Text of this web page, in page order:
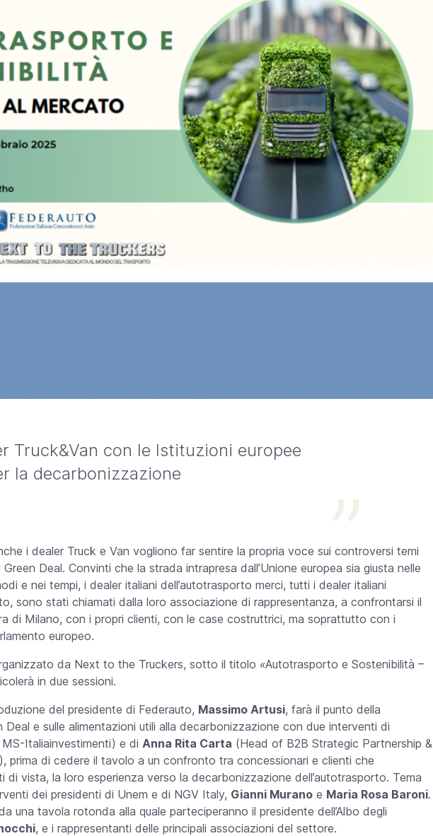
Truck&Van con le Istituzioni europee
la decarbonizzazione
i dealer Truck e Van vogliono far sentire la propria voce sui controversi temi
Deal. Convinti che la strada intrapresa dall’Unione europea sia giusta nelle
e nei tempi, i dealer italiani dell’autotrasporto merci, tutti i dealer italiani
sono stati chiamati dalla loro associazione di rappresentanza, a confrontarsi il
di Milano, con i propri clienti, con le case costruttrici, ma soprattutto con i
europeo.
da Next to the Truckers, sotto il titolo «Autotrasporto e Sostenibilità –
in due sessioni.
del presidente di Federauto, Massimo Artusi, farà il punto della
Deal e sulle alimentazioni utili alla decarbonizzazione con due interventi di
MS-Italiainvestimenti) e diAnna Rita Carta (Head of B2B Strategic Partnership &
), prima di cedere il tavolo a un confronto tra concessionari e clienti che
di vista, la loro esperienza verso la decarbonizzazione dell’autotrasporto. Tema
dei presidenti di Unem e di NGV Italy, Gianni Murano e Maria Rosa Baroni.
una tavola rotonda alla quale parteciperanno il presidente dell’Albo degli
, e i rappresentanti delle principali associazioni del settore.